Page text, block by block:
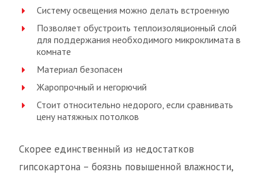
Систему освещения можно делать встроенную
Позволяет обустроить теплоизоляционный слой
для поддержания необходимого микроклимата в
комнате
Материал безопасен
Жаропрочный и негорючий
Стоит относительно недорого, если сравнивать
цену натяжных потолков
Скорее единственный из недостатков
гипсокартона – боязнь повышенной влажности,